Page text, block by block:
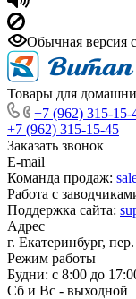
Обычная версия
Товары для
+7 (962) 315-15-
+7 (962) 315-15-45
Заказать звонок
E-mail
Команда продаж:
Работа с
Поддержка сайта:
Адрес
г. Екатеринбург,
Режим работы
Будни: с 8:00 до
Сб и Вс - выходной